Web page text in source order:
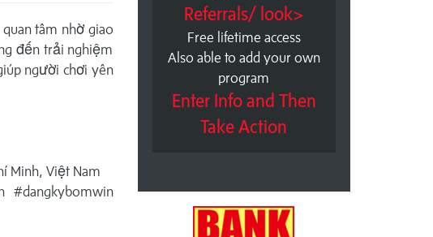
tâm nhờ giao
đến trải nghiệm
người chơi yên
Minh, Việt Nam
#dangkybomwin
Referrals/ look>
Free lifetime access
Also able to add your own
program
Enter Info and Then
Take Action